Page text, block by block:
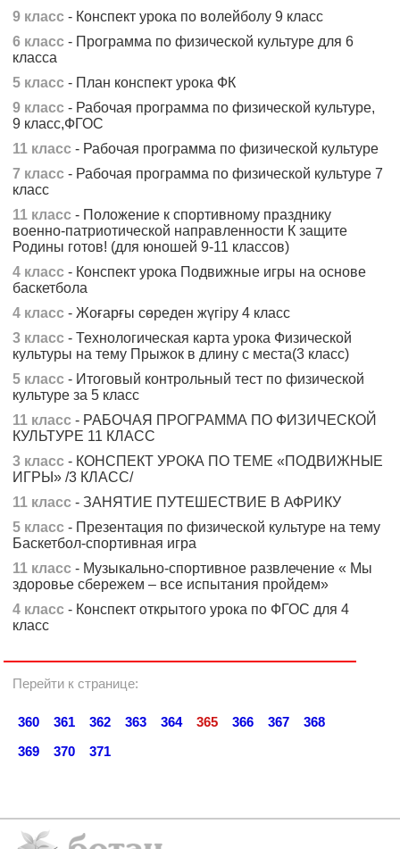
9 класс - Конспект урока по волейболу 9 класс
6 класс - Программа по физической культуре для 6
класса
5 класс - План конспект урока ФК
9 класс - Рабочая программа по физической культуре,
9 класс,ФГОС
11 класс - Рабочая программа по физической культуре
7 класс - Рабочая программа по физической культуре 7
класс
11 класс - Положение к спортивному празднику
военно-патриотической направленности К защите
Родины готов! (для юношей 9-11 классов)
4 класс - Конспект урока Подвижные игры на основе
баскетбола
4 класс - Жоғарғы сөреден жүгіру 4 класс
3 класс - Технологическая карта урока Физической
культуры на тему Прыжок в длину с места(3 класс)
5 класс - Итоговый контрольный тест по физической
культуре за 5 класс
11 класс - РАБОЧАЯ ПРОГРАММА ПО ФИЗИЧЕСКОЙ
КУЛЬТУРЕ 11 КЛАСС
3 класс - КОНСПЕКТ УРОКА ПО ТЕМЕ «ПОДВИЖНЫЕ
ИГРЫ» /3 КЛАСС/
11 класс - ЗАНЯТИЕ ПУТЕШЕСТВИЕ В АФРИКУ
5 класс - Презентация по физической культуре на тему
Баскетбол-спортивная игра
11 класс - Музыкально-спортивное развлечение « Мы
здоровье сбережем – все испытания пройдем»
4 класс - Конспект открытого урока по ФГОС для 4
класс
Перейти к странице:
360 361 362 363 364 365 366 367
368
369
370 371